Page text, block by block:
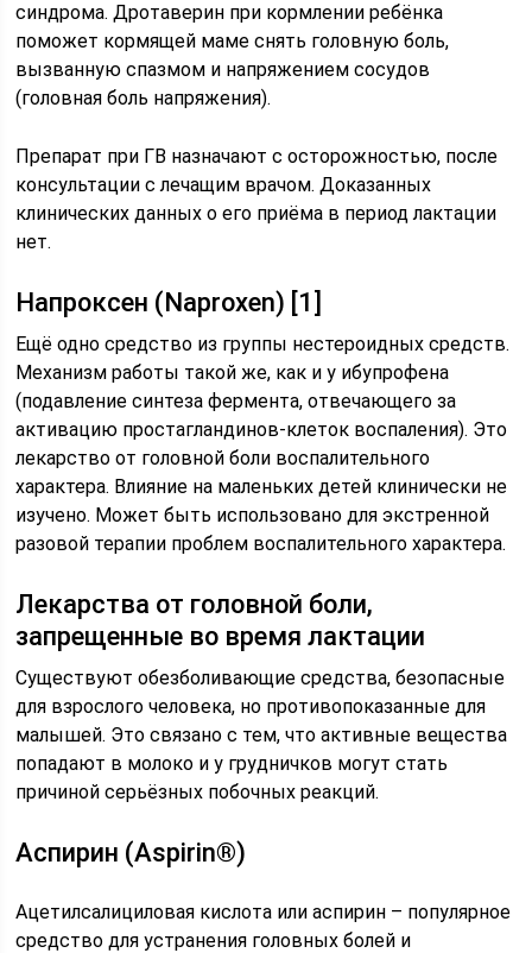
синдрома. Дротаверин при кормлении ребёнка
поможет кормящей маме снять головную боль,
вызванную спазмом и напряжением сосудов
(головная боль напряжения).
Препарат при ГВ назначают с осторожностью, после
консультации с лечащим врачом. Доказанных
клинических данных о его приёма в период лактации
нет.
Напроксен (Naproxen) [1]
Ещё одно средство из группы нестероидных средств.
Механизм работы такой же, как и у ибупрофена
(подавление синтеза фермента, отвечающего за
активацию простагландинов-клеток воспаления). Это
лекарство от головной боли воспалительного
характера. Влияние на маленьких детей клинически не
изучено. Может быть использовано для экстренной
разовой терапии проблем воспалительного характера.
Лекарства от головной боли,
запрещенные во время лактации
Существуют обезболивающие средства, безопасные
для взрослого человека, но противопоказанные для
малышей. Это связано с тем, что активные вещества
попадают в молоко и у грудничков могут стать
причиной серьёзных побочных реакций.
Аспирин (Aspirin®)
Ацетилсалициловая кислота или аспирин – популярное
средство для устранения головных болей и